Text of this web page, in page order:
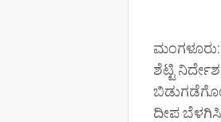
ಶೆಟ್ಟಿ
ದೀಪ